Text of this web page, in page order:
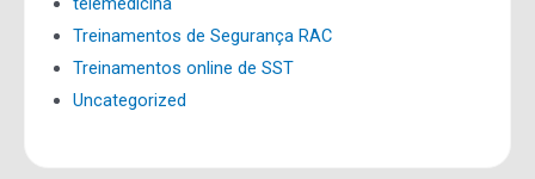
Treinamentos de Segurança RAC
Treinamentos online de SST
Uncategorized